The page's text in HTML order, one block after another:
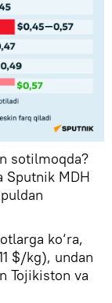
sotilmoqda?
Sputnik MDH
ko‘ra,
$/kg), undan
Tojikiston va